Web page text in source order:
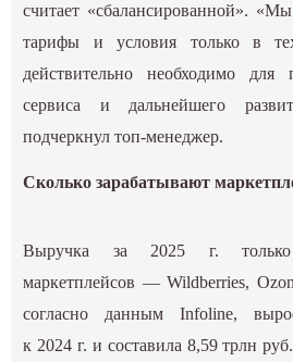
считает «‎сбалансированной».
тарифы и условия только в
действительно необходимо для
сервиса и дальнейшего
подчеркнул топ-менеджер.
Сколько зарабатывают
Выручка за 2025 г.
маркетплейсов — Wildberries,
согласно данным Infoline,
к 2024 г. и составила 8,59 трлн